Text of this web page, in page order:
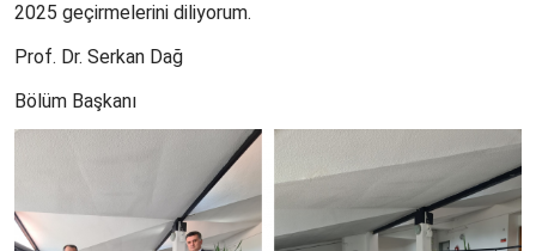
2025 geçirmelerini diliyorum.
Prof. Dr. Serkan Dağ
Bölüm Başkanı